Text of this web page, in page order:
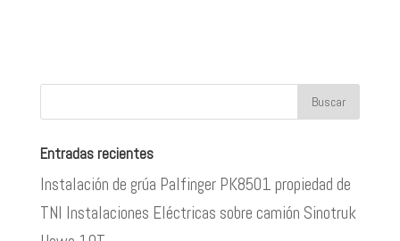
Entradas recientes
Instalación de grúa Palfinger PK8501 propiedad de
TNI Instalaciones Eléctricas sobre camión Sinotruk